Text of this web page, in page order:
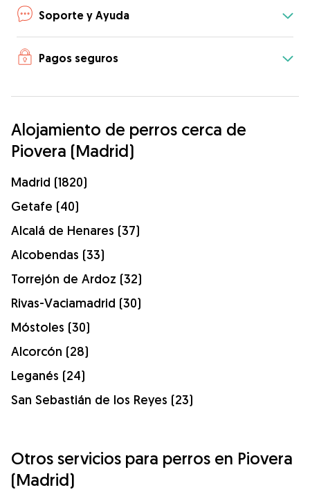
Soporte y Ayuda
Pagos seguros
Alojamiento de perros cerca de
Piovera (Madrid)
Madrid (1820)
Getafe (40)
Alcalá de Henares (37)
Alcobendas (33)
Torrejón de Ardoz (32)
Rivas-Vaciamadrid (30)
Móstoles (30)
Alcorcón (28)
Leganés (24)
San Sebastián de los Reyes (23)
Otros servicios para perros en Piovera
(Madrid)